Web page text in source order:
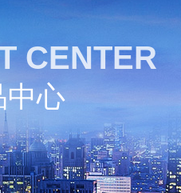
CENTER
中心